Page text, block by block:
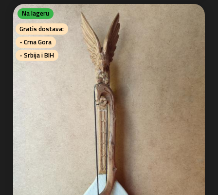
Na lageru
Gratis dostava:
- Crna Gora
- Srbija i BIH